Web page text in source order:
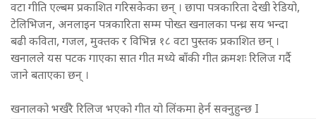
वटा गीति एल्बम प्रकाशित गरिसकेका छन् । छापा पत्रकारिता देखी रेडियो,
टेलिभिजन, अनलाइन पत्रकारिता सम्म पोख्त खनालका पन्ध्र सय भन्दा
बढी कविता, गजल, मुक्तक र विभिन्न १८ वटा पुस्तक प्रकाशित छन् ।
खनालले यस पटक गाएका सात गीत मध्ये बाँकी गीत क्रमशः रिलिज गर्दै
जाने बताएका छन् ।
खनालको भर्खरै रिलिज भएको गीत यो लिंकमा हेर्न सक्नुहुन्छ I